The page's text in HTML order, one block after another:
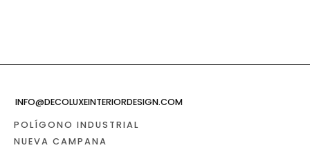
INFO@DECOLUXEINTERIORDESIGN.COM
POLÍGONO INDUSTRIAL
NUEVA CAMPANA